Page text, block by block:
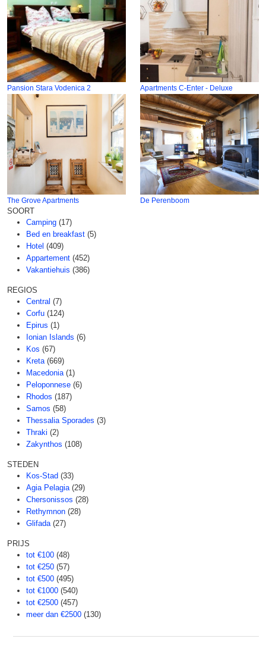
Pansion Stara Vodenica 2 Apartments C-Enter - Deluxe
The Grove Apartments De Perenboom
SOORT
Camping (17)
Bed en breakfast (5)
Hotel (409)
Appartement (452)
Vakantiehuis (386)
REGIOS
Central (7)
Corfu (124)
Epirus (1)
Ionian Islands (6)
Kos (67)
Kreta (669)
Macedonia (1)
Peloponnese (6)
Rhodos (187)
Samos (58)
Thessalia Sporades (3)
Thraki (2)
Zakynthos (108)
STEDEN
Kos-Stad (33)
Agia Pelagia (29)
Chersonissos (28)
Rethymnon (28)
Glifada (27)
PRIJS
tot €100 (48)
tot €250 (57)
tot €500 (495)
tot €1000 (540)
tot €2500 (457)
meer dan €2500 (130)